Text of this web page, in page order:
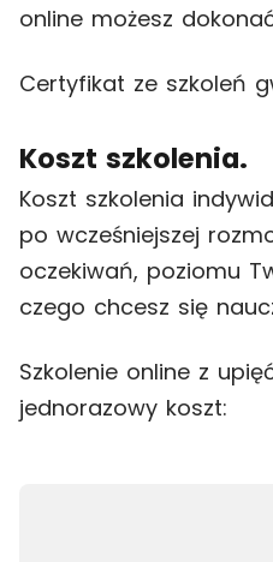
online możesz
Certyfikat ze szkoleń
Koszt szkolenia.
Koszt szkolenia
po wcześniejszej
oczekiwań, poziomu
czego chcesz się
Szkolenie online z
jednorazowy koszt: